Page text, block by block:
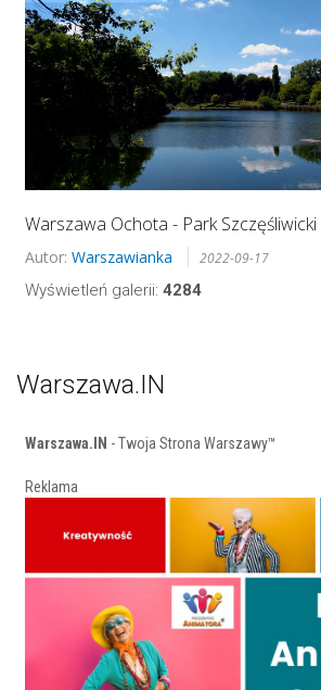
Warszawa Ochota - Park Szczęśliwicki
Autor: Warszawianka 2022-09-17
Wyświetleń galerii: 4284
Warszawa.IN
Warszawa.IN - Twoja Strona Warszawy™
Reklama